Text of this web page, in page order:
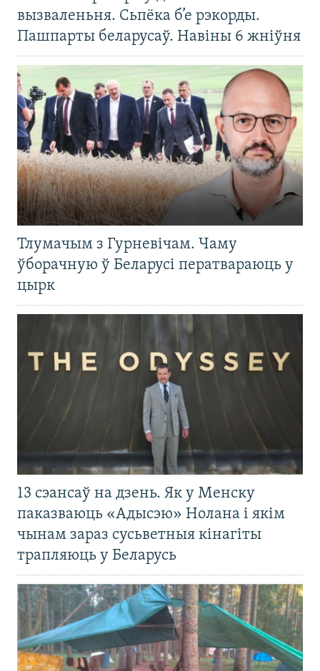
вызваленьня. Сьпёка б’е рэкорды.
Пашпарты беларусаў. Навіны 6 жніўня
Тлумачым з Гурневічам. Чаму
ўборачную ў Беларусі ператвараюць у
цырк
13 сэансаў на дзень. Як у Менску
паказваюць «Адысэю» Нолана і якім
чынам зараз сусьветныя кінагіты
трапляюць у Беларусь